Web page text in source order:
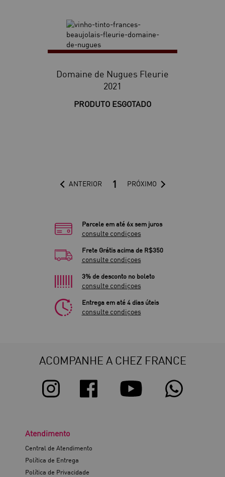
Domaine de Nugues Fleurie
2021
PRODUTO ESGOTADO
ANTERIOR 1 PRÓXIMO
Parcele em até 6x sem juros
consulte condiçoes
Frete Grátis acima de R$350
consulte condiçoes
3% de desconto no boleto
consulte condiçoes
Entrega em até 4 dias úteis
consulte condiçoes
ACOMPANHE A CHEZ FRANCE
Atendimento
Central de Atendimento
Política de Entrega
Política de Privacidade